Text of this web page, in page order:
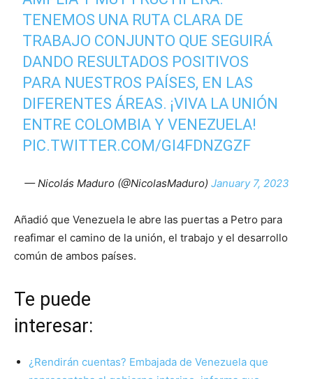
TENEMOS UNA RUTA CLARA DE
TRABAJO CONJUNTO QUE SEGUIRÁ
DANDO RESULTADOS POSITIVOS
PARA NUESTROS PAÍSES, EN LAS
DIFERENTES ÁREAS. ¡VIVA LA UNIÓN
ENTRE COLOMBIA Y VENEZUELA!
PIC.TWITTER.COM/GI4FDNZGZF
— Nicolás Maduro (@NicolasMaduro) January 7, 2023
Añadió que Venezuela le abre las puertas a Petro para
reafimar el camino de la unión, el trabajo y el desarrollo
común de ambos países.
Te puede
¿Rendirán cuentas? Embajada de Venezuela que